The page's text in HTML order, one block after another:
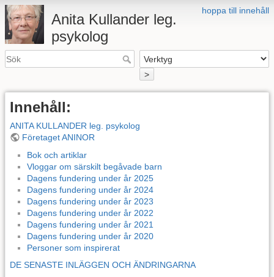
hoppa till innehåll
Anita Kullander leg.
psykolog
>
Innehåll:
ANITA KULLANDER leg. psykolog
Företaget ANINOR
Bok och artiklar
Vloggar om särskilt begåvade barn
Dagens fundering under år 2025
Dagens fundering under år 2024
Dagens fundering under år 2023
Dagens fundering under år 2022
Dagens fundering under år 2021
Dagens fundering under år 2020
Personer som inspirerat
DE SENASTE INLÄGGEN OCH ÄNDRINGARNA